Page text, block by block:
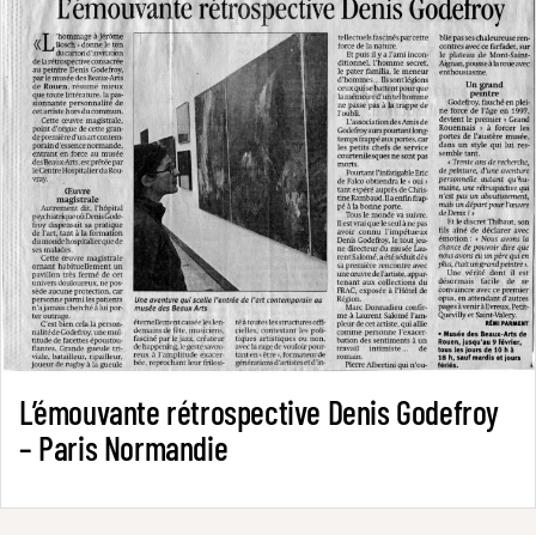
L’émouvante rétrospective Denis Godefroy
– Paris Normandie